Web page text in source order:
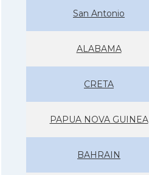
San Antonio
ALABAMA
CRETA
PAPUA NOVA GUINEA
BAHRAIN